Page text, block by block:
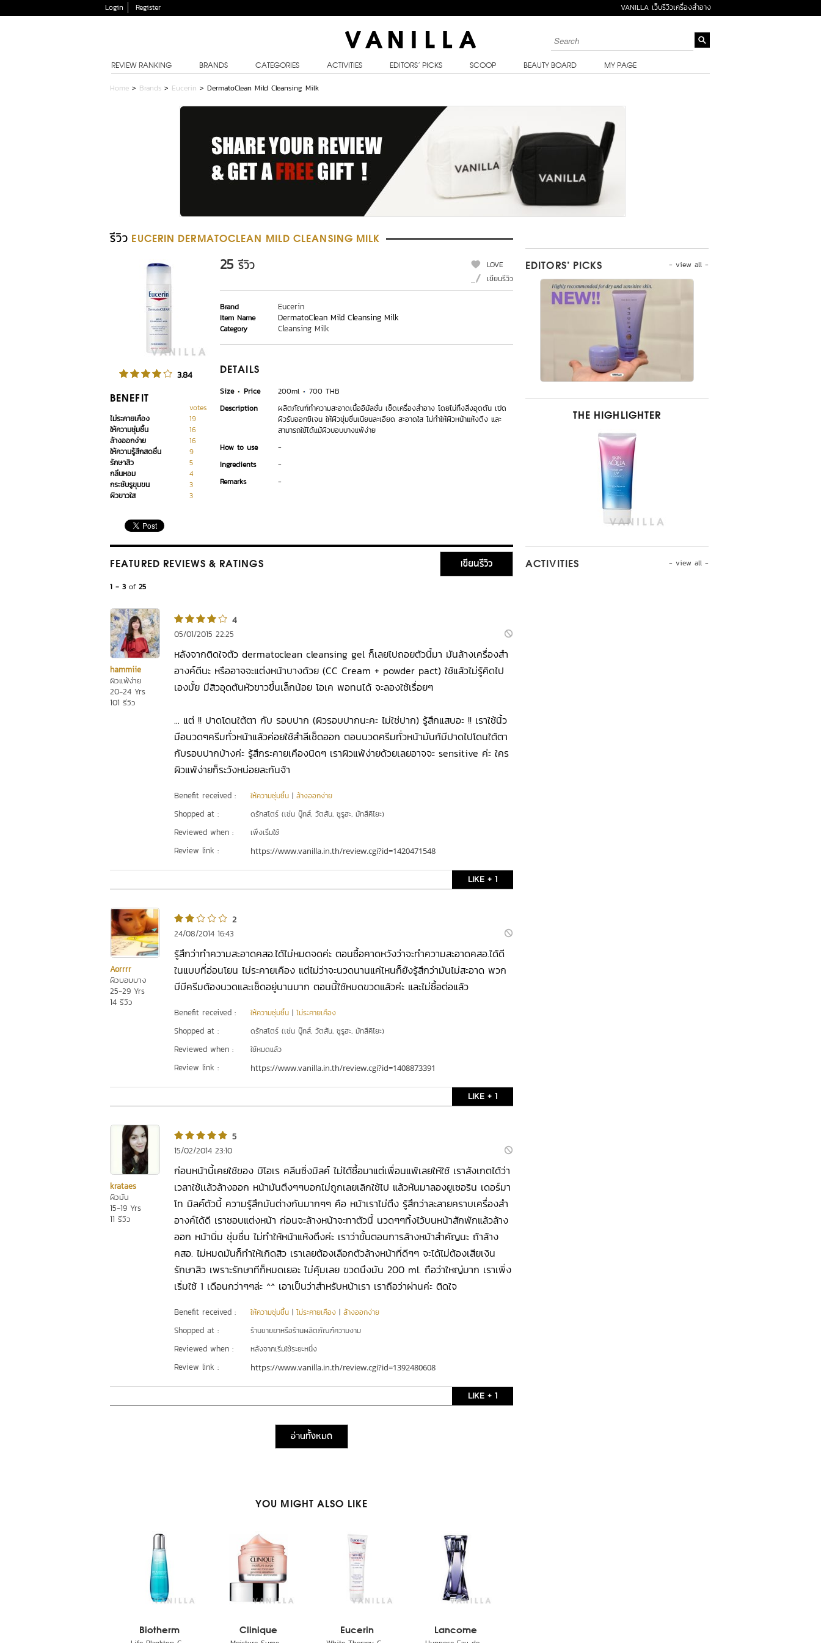
Login Register VANILLA เว็บรีวิวเครื่องสำอาง
REVIEW RANKING BRANDS CATEGORIES ACTIVITIES EDITORS’ PICKS SCOOP BEAUTY BOARD MY PAGE
Home > Brands > Eucerin > DermatoClean Mild Cleansing Milk
รีวิว EUCERIN DERMATOCLEAN MILD CLEANSING MILK
3.84
BENEFIT
votes
ไม่ระคายเคือง
19
ให้ความชุ่มชื้น
16
ล้างออกง่าย
16
ให้ความรู้สึกสดชื่น
9
รักษาสิว
5
กลิ่นหอม
4
กระชับรูขุมขน
3
ผิวขาวใส
3
25 รีวิว
LOVE
เขียนรีวิว
Brand Eucerin
Item Name DermatoClean Mild Cleansing Milk
Category Cleansing Milk
DETAILS
Size Price 200ml
700 THB
Description
ผลิตภัณฑ์ทำความสะอาดเนื้ออิมัลชั่น เช็ดเครื่องสำอาง โดยไม่ทิ้งสิ่งอุดตัน เปิด
ผิวรับออกซิเจน ให้ผิวชุ่มชื่นเนียนละเอียด สะอาดใส ไม่ทำให้ผิวหน้าแห้งตึง และ
สามารถใช้ได้แม้ผิวบอบบางแพ้ง่าย
How to use
-
Ingredients
-
Remarks
-
FEATURED REVIEWS & RATINGS เขียนรีวิว
1 - 3 of 25
hammiie
ผิวแพ้ง่าย
20-24 Yrs
101 รีวิว
4
05/01/2015 22:25
หลังจากติดใจตัว dermatoclean cleansing gel ก็เลยไปถอยตัวนี้มา มันล้างเครื่องสำ
อางค์ดีนะ หรืออาจจะแต่งหน้าบางด้วย (CC Cream + powder pact) ใช้แล้วไม่รู้คิดไป
เองมั้ย มีสิวอุดตันหัวขาวขึ้นเล็กน้อย โอเค พอทนได้ จะลองใช้เรื่อยๆ
... แต่ !! ปาดโดนใต้ตา กับ รอบปาก (ผิวรอบปากนะคะ ไม่ใช่ปาก) รู้สึกแสบอะ !! เราใช้นิ้ว
มือนวดๆครีมทั่วหน้าแล้วค่อยใช้สำลีเช็ดออก ตอนนวดครีมทั่วหน้ามันก้มีปาดไปโดนใต้ตา
กับรอบปากบ้างค่ะ รู้สึกระคายเคืองนิดๆ เราผิวแพ้ง่ายด้วยเลยอาจจะ sensitive ค่ะ ใคร
ผิวแพ้ง่ายก็ระวังหน่อยละกันจ้า
Benefit received : ให้ความชุ่มชื้น | ล้างออกง่าย
Shopped at : ดรักสโตร์ (เช่น บู๊ทส์, วัตสัน, ซูรูฮะ, มัทสึคิโยะ)
Reviewed when : เพิ่งเริ่มใช้
Review link : https://www.vanilla.in.th/review.cgi?id=1420471548
LIKE + 1
Aorrrr
ผิวบอบบาง
25-29 Yrs
14 รีวิว
2
24/08/2014 16:43
รู้สึกว่าทำความสะอาดคสอ.ได้ไม่หมดจดค่ะ ตอนซื้อคาดหวังว่าจะทำความสะอาดคสอ.ได้ดี
ในแบบที่อ่อนโยน ไม่ระคายเคือง แต่ไม่ว่าจะนวดนานแค่ไหนก็ยังรู้สึกว่ามันไม่สะอาด พวก
บีบีครีมต้องนวดและเช็ดอยู่นานมาก ตอนนี้ใช้หมดขวดแล้วค่ะ และไม่ซื้อต่อแล้ว
Benefit received : ให้ความชุ่มชื้น | ไม่ระคายเคือง
Shopped at : ดรักสโตร์ (เช่น บู๊ทส์, วัตสัน, ซูรูฮะ, มัทสึคิโยะ)
Reviewed when : ใช้หมดแล้ว
Review link : https://www.vanilla.in.th/review.cgi?id=1408873391
LIKE + 1
krataes
ผิวมัน
15-19 Yrs
11 รีวิว
5
15/02/2014 23:10
ก่อนหน้านี้เคยใช้ของ บิโอเร คลีนซิ่งมิลค์ ไม่ได้ซื้อมาแต่เพื่อนแพ้เลยให้ใช้ เราสังเกตได้ว่า
เวลาใช้เเล้วล้างออก หน้ามันตึงๆๆบอกไม่ถูกเลยเลิกใช้ไป แล้วหันมาลองยูเซอริน เดอร์มา
โท มิลค์ตัวนี้ ความรู้สึกมันต่างกันมากๆๆ คือ หน้าเราไม่ตึง รู้สึกว่าละลายคราบเครื่องสำ
อางค์ได้ดี เราชอบแต่งหน้า ก่อนจะล้างหน้าจะทาตัวนี้ นวดๆๆทิ้งไว้บนหน้าสักพักแล้วล้าง
ออก หน้านิ่ม ชุ่มชื่น ไม่ทำให้หน้าแห้งตึงค่ะ เราว่าขั้นตอนการล้างหน้าสำคัญนะ ถ้าล้าง
คสอ. ไม่หมดมันก็ทำให้เกิดสิว เราเลยต้องเลือกตัวล้างหน้าที่ดีๆๆ จะได้ไม่ต้องเสียเงิน
รักษาสิว เพราะรักษาทีก็หมดเยอะ ไม่คุ้มเลย ขวดนึงมัน 200 ml. ถือว่าใหญ่มาก เราเพิ่ง
เริ่มใช้ 1 เดือนกว่าๆๆล่ะ ^^ เอาเป็นว่าสำหรับหน้าเรา เราถือว่าผ่านค่ะ ติดใจ
Benefit received : ให้ความชุ่มชื้น | ไม่ระคายเคือง | ล้างออกง่าย
Shopped at : ร้านขายยาหรือร้านผลิตภัณฑ์ความงาม
Reviewed when : หลังจากเริ่มใช้ระยะหนึ่ง
Review link : https://www.vanilla.in.th/review.cgi?id=1392480608
LIKE + 1
อ่านทั้งหมด
YOU MIGHT ALSO LIKE
Biotherm Clinique Eucerin Lancome
- view all -
EDITORS’ PICKS
THE HIGHLIGHTER
- view all -
ACTIVITIES